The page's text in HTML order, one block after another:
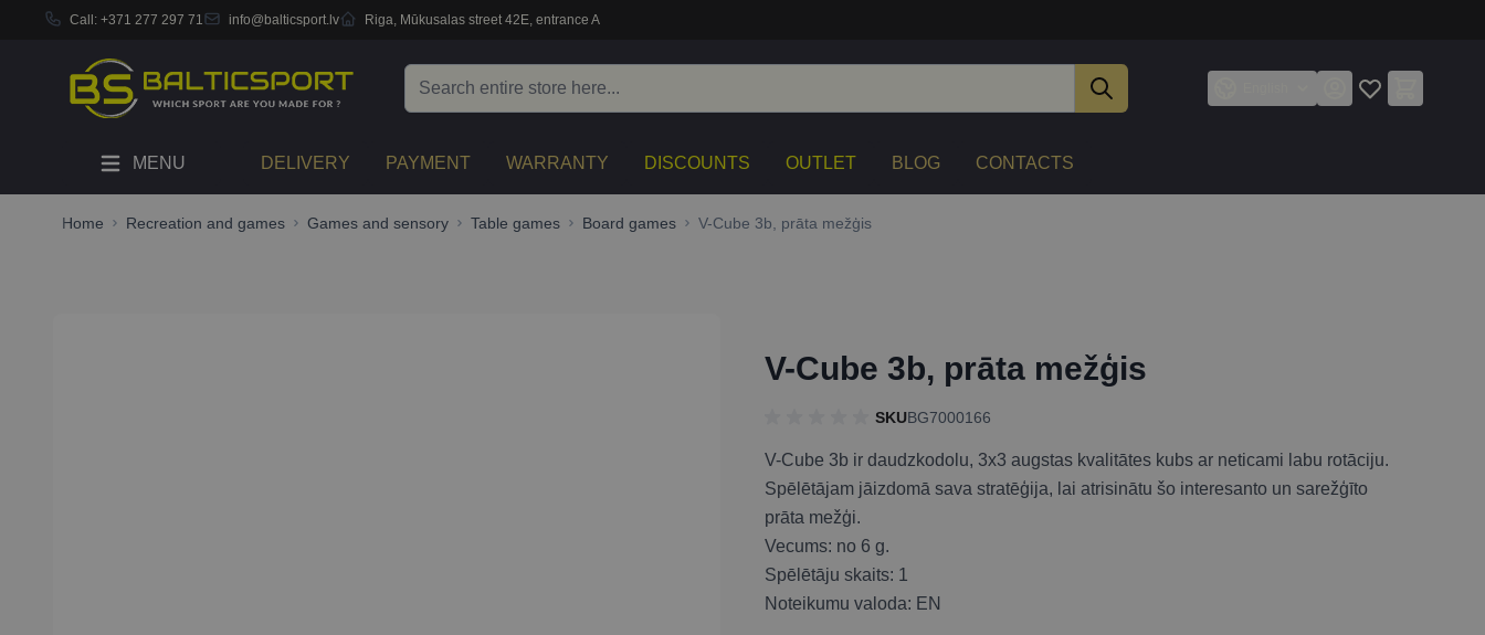
Call: +371 277 297 71 info@balticsport.lv Riga, Mūkusalas street 42E, entrance A
MENU DELIVERY PAYMENT WARRANTY DISCOUNTS OUTLET BLOG CONTACTS
Home Recreation and games Games and sensory Table games Board games V-Cube 3b, prāta mežģis
V-Cube 3b, prāta mežģis
SKUBG7000166
V-Cube 3b ir daudzkodolu, 3x3 augstas kvalitātes kubs ar neticami labu rotāciju.
Spēlētājam jāizdomā sava stratēģija, lai atrisinātu šo interesanto un sarežģīto
prāta mežģi.
Vecums: no 6 g.
Spēlētāju skaits: 1
Noteikumu valoda: EN